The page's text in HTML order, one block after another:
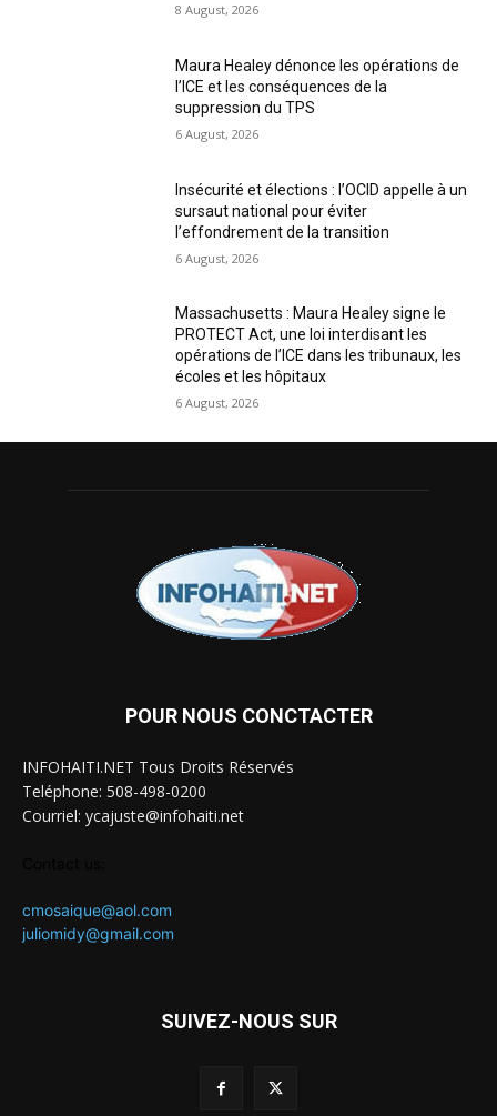
8 August, 2026
Maura Healey dénonce les opérations de
l’ICE et les conséquences de la
suppression du TPS
6 August, 2026
Insécurité et élections : l’OCID appelle à un
sursaut national pour éviter
l’effondrement de la transition
6 August, 2026
Massachusetts : Maura Healey signe le
PROTECT Act, une loi interdisant les
opérations de l’ICE dans les tribunaux, les
écoles et les hôpitaux
6 August, 2026
POUR NOUS CONCTACTER
INFOHAITI.NET Tous Droits Réservés
Teléphone: 508-498-0200
Courriel: ycajuste@infohaiti.net
cmosaique@aol.com
juliomidy@gmail.com
SUIVEZ-NOUS SUR